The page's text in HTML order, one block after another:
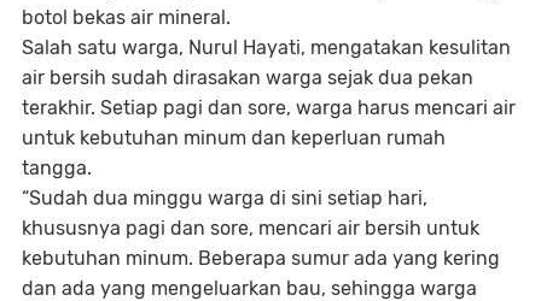
botol bekas air mineral.
Salah satu warga, Nurul Hayati, mengatakan kesulitan
air bersih sudah dirasakan warga sejak dua pekan
terakhir. Setiap pagi dan sore, warga harus mencari air
untuk kebutuhan minum dan keperluan rumah
tangga.
“Sudah dua minggu warga di sini setiap hari,
khususnya pagi dan sore, mencari air bersih untuk
kebutuhan minum. Beberapa sumur ada yang kering
dan ada yang mengeluarkan bau, sehingga warga